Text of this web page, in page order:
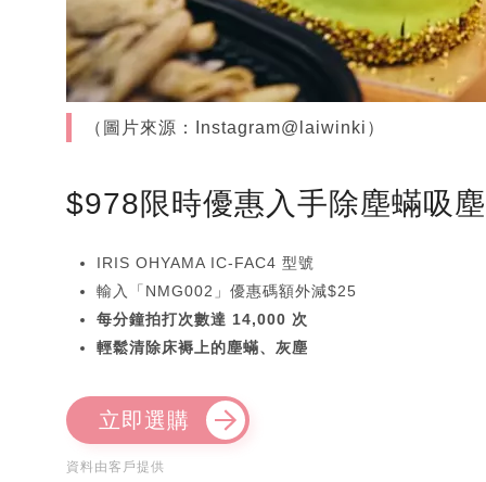
（圖片來源：Instagram@laiwinki）
$978限時優惠入手除塵蟎吸
IRIS OHYAMA IC-FAC4 型號
輸入「NMG002」優惠碼額外減$25
每分鐘拍打次數達 14,000 次
輕鬆清除床褥上的塵蟎、灰塵
立即選購
資料由客戶提供